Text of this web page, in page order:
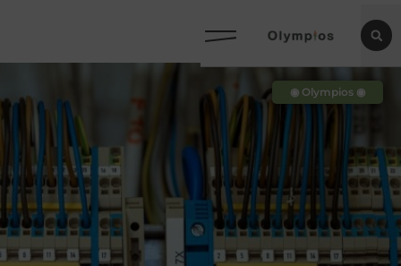
◉ Olympios ◉